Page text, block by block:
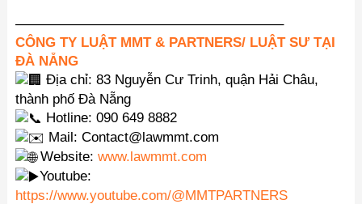
———————————————————–
CÔNG TY LUẬT MMT & PARTNERS/ LUẬT SƯ TẠI
ĐÀ NẴNG
Địa chỉ: 83 Nguyễn Cư Trinh, quận Hải Châu,
thành phố Đà Nẵng
Hotline: 090 649 8882
Mail: Contact@lawmmt.com
Website:www.lawmmt.com
Youtube:
https://www.youtube.com/@MMTPARTNERS